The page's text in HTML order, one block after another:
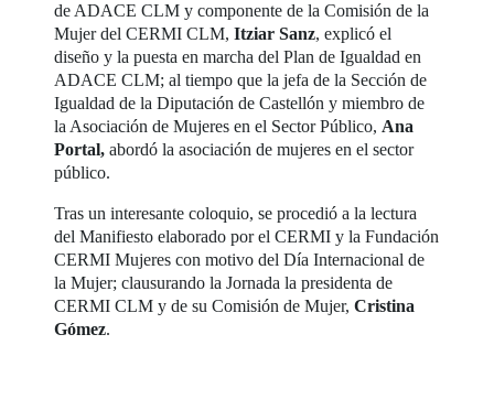
de ADACE CLM y componente de la Comisión de la
Mujer del CERMI CLM,Itziar Sanz, explicó el
diseño y la puesta en marcha del Plan de Igualdad en
ADACE CLM; al tiempo que la jefa de la Sección de
Igualdad de la Diputación de Castellón y miembro de
la Asociación de Mujeres en el Sector Público,Ana
Portal, abordó la asociación de mujeres en el sector
público.
Tras un interesante coloquio, se procedió a la lectura
del Manifiesto elaborado por el CERMI y la Fundación
CERMI Mujeres con motivo del Día Internacional de
la Mujer; clausurando la Jornada la presidenta de
CERMI CLM y de su Comisión de Mujer,Cristina
Gómez.